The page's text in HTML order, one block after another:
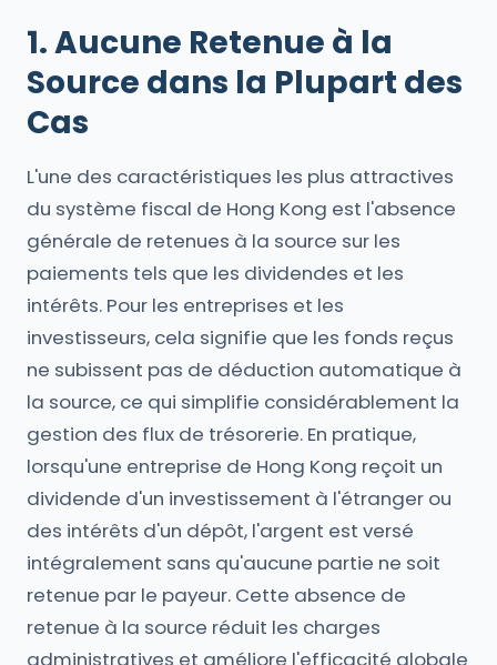
1. Aucune Retenue à la
Source dans la Plupart des
Cas
L'une des caractéristiques les plus attractives
du système fiscal de Hong Kong est l'absence
générale de retenues à la source sur les
paiements tels que les dividendes et les
intérêts. Pour les entreprises et les
investisseurs, cela signifie que les fonds reçus
ne subissent pas de déduction automatique à
la source, ce qui simplifie considérablement la
gestion des flux de trésorerie. En pratique,
lorsqu'une entreprise de Hong Kong reçoit un
dividende d'un investissement à l'étranger ou
des intérêts d'un dépôt, l'argent est versé
intégralement sans qu'aucune partie ne soit
retenue par le payeur. Cette absence de
retenue à la source réduit les charges
administratives et améliore l'efficacité globale